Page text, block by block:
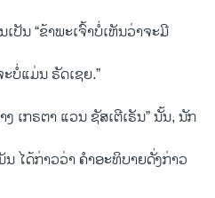
ປັນ “ຂ້າພະເຈົ້າບໍ່ເຫັນວ່າຈະມີ
ບໍ່ແມ່ນ ຣັດເຊຍ.”
ເກຣຕາ ແວນ ຊັສເຕີເຣັນ” ນັ້ນ, ນັກ
ໄດ້ກ່າວວ່າ ຄຳອະທິບາຍດັ່ງກ່າວ